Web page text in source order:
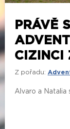
PRÁVĚ
CIZINCI
Z pořadu:
Alvaro a Natalia